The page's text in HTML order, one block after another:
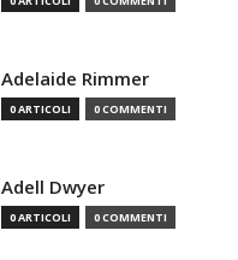
Adelaide Rimmer
0 ARTICOLI 0 COMMENTI
Adell Dwyer
0 ARTICOLI 0 COMMENTI